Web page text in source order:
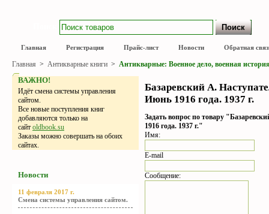
Главная Регистрация Прайс-лист Новости Обратная
Главная > Антикварные книги > Антикварные: Военное дело, военная
ВАЖНО!
Идёт смена системы управления
сайтом.
Все новые поступления книг
добавляются только на
сайт oldbook.su
Заказы можно совершать на обоих
сайтах.
Новости
11 февраля 2017 г.
Смена системы управления сайтом.
Базаревский А.
Июнь 1916 года. 1937 г.
Задать вопрос по товару
1916 года. 1937 г."
Имя:
E-mail
Сообщение: